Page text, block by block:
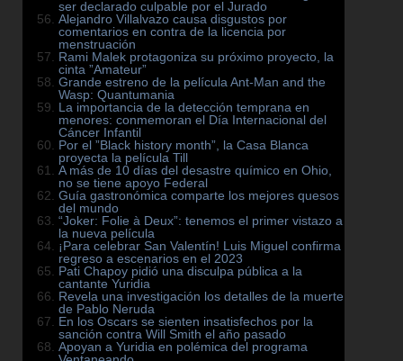
ser declarado culpable por el Jurado
Alejandro Villalvazo causa disgustos por
comentarios en contra de la licencia por
menstruación
Rami Malek protagoniza su próximo proyecto, la
cinta ”Amateur”
Grande estreno de la película Ant-Man and the
Wasp: Quantumania
La importancia de la detección temprana en
menores: conmemoran el Día Internacional del
Cáncer Infantil
Por el ”Black history month”, la Casa Blanca
proyecta la película Till
A más de 10 días del desastre químico en Ohio,
no se tiene apoyo Federal
Guía gastronómica comparte los mejores quesos
del mundo
“Joker: Folie à Deux”: tenemos el primer vistazo a
la nueva película
¡Para celebrar San Valentín! Luis Miguel confirma
regreso a escenarios en el 2023
Pati Chapoy pidió una disculpa pública a la
cantante Yuridia
Revela una investigación los detalles de la muerte
de Pablo Neruda
En los Oscars se sienten insatisfechos por la
sanción contra Will Smith el año pasado
Apoyan a Yuridia en polémica del programa